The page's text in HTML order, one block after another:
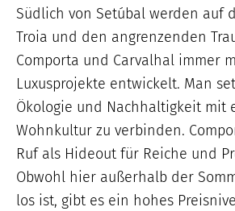
Südlich von Setúbal werden auf
Troia und den angrenzenden
Comporta und Carvalhal immer
Luxusprojekte entwickelt. Man
Ökologie und Nachhaltigkeit mit
Wohnkultur zu verbinden.
Ruf als Hideout für Reiche und
Obwohl hier außerhalb der
los ist, gibt es ein hohes